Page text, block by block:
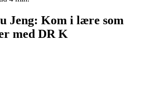
Jeng: Kom i lære som
med DR K